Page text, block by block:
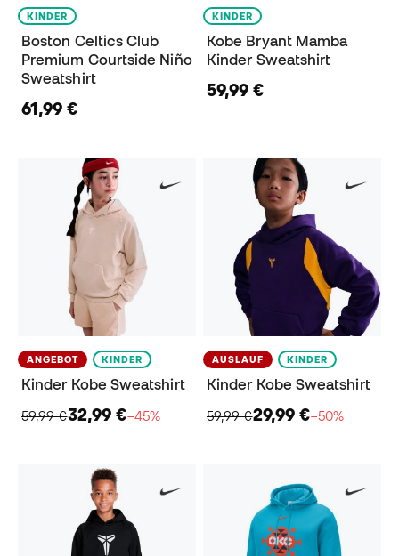
KINDER
Boston Celtics Club
Premium Courtside Niño
Sweatshirt
61,99 €
KINDER
Kobe Bryant Mamba
Kinder Sweatshirt
59,99 €
ANGEBOT KINDER
Kinder Kobe Sweatshirt
59,99 €32,99 €−45%
AUSLAUF KINDER
Kinder Kobe Sweatshirt
59,99 €29,99 €−50%